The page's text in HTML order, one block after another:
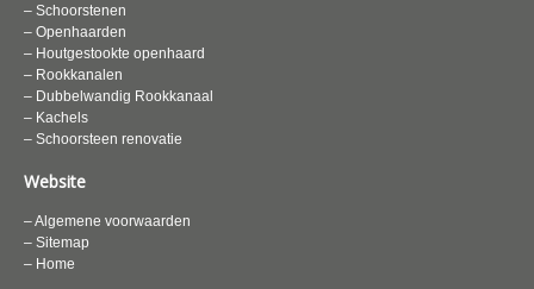
– Schoorstenen
– Openhaarden
– Houtgestookte openhaard
– Rookkanalen
– Dubbelwandig Rookkanaal
– Kachels
– Schoorsteen renovatie
Website
– Algemene voorwaarden
– Sitemap
– Home